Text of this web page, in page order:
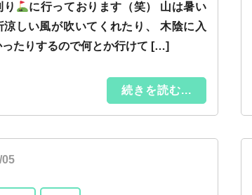
り
に行っております（笑） 山は暑い
涼しい風が吹いてくれたり、 木陰に入
ったりするので何とか行けて […]
続きを読む...
05